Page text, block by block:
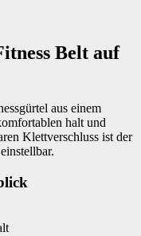
Belt auf
aus einem
halt und
Klettverschluss ist der